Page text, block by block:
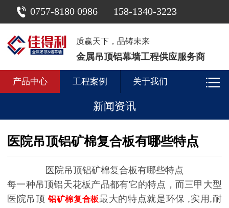
0757-8180 0986 158-1340-3223
质赢天下，品铸未来
金属吊顶铝幕墙工程供应服务商
产品中心 工程案例 关于我们
新闻资讯
医院吊顶铝矿棉复合板有哪些特点
医院吊顶铝矿棉复合板有哪些特点
每一种吊顶铝天花板产品都有它的特点，而三甲大型
医院吊顶铝矿棉复合板最大的特点就是环保 ,实用 ,耐